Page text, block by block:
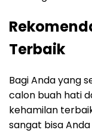
Terbaik
Bagi Anda yang
calon buah hati
kehamilan
sangat bisa